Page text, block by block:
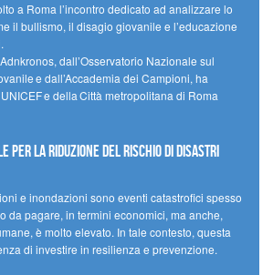
a Roma l’incontro dedicato ad analizzare lo
il bullismo, il disagio giovanile e l’educazione
dall’Osservatorio Nazionale sul
e dall’Accademia dei Campioni, ha
e della Città metropolitana di Roma
per la riduzione del rischio di disastri
e inondazioni sono eventi catastrofici spesso
da pagare, in termini economici, ma anche,
è molto elevato. In tale contesto, questa
di investire in resilienza e prevenzione.